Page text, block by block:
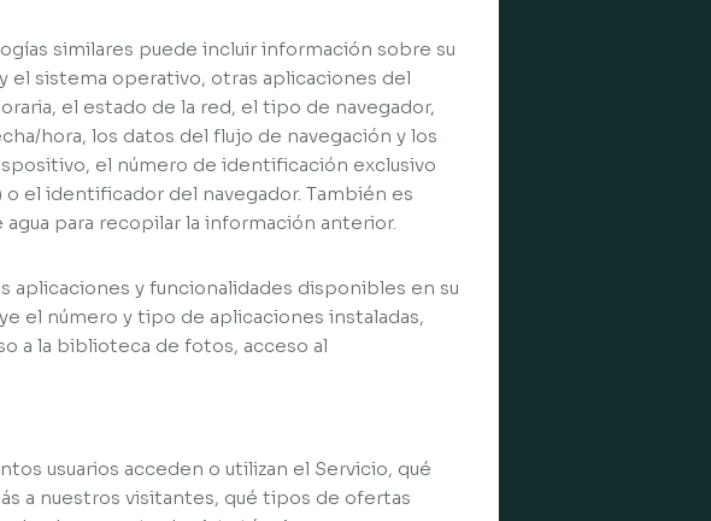
similares puede incluir información sobre su
el sistema operativo, otras aplicaciones del
el estado de la red, el tipo de navegador,
hora, los datos del flujo de navegación y los
el número de identificación exclusivo
el identificador del navegador. También es
para recopilar la información anterior.
y funcionalidades disponibles en su
el número y tipo de aplicaciones instaladas,
a la biblioteca de fotos, acceso al
usuarios acceden o utilizan el Servicio, qué
a nuestros visitantes, qué tipos de ofertas